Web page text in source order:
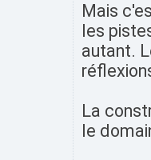
Mais
les
autant.
La
le